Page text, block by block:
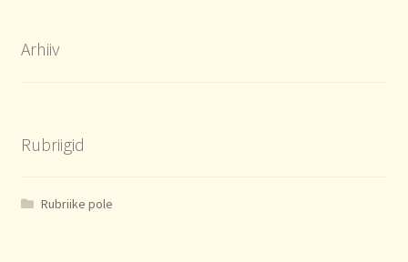
Arhiiv
Rubriigid
Rubriike pole